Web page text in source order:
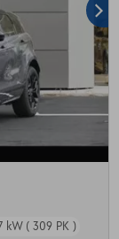
kW ( 309 PK )